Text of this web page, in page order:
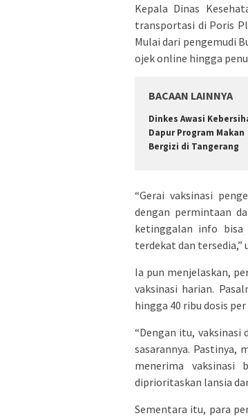
Kepala Dinas
transportasi di Poris
Mulai dari pengemudi
ojek online hingga
BACAAN LAINNYA
Dinkes Awasi
Dapur Program Makan
Bergizi di Tangerang
“Gerai vaksinasi
dengan permintaan
ketinggalan info bisa
terdekat dan tersedia,”
Ia pun menjelaskan,
vaksinasi harian.
hingga 40 ribu dosis per
“Dengan itu,
sasarannya. Pastinya,
menerima vaksinasi
diprioritaskan lansia
Sementara itu, para